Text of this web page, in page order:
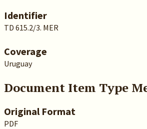
Identifier
TD 615.2/3. MER
Coverage
Uruguay
Document Item Type
Original Format
PDF